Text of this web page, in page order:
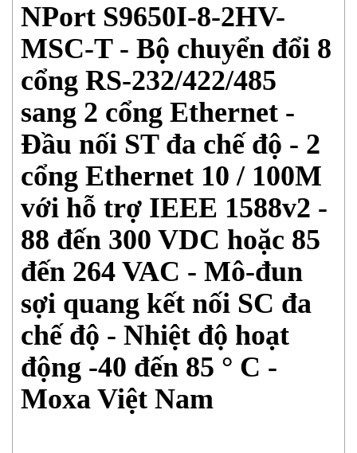
NPort S9650I-8-2HV-
MSC-T - Bộ chuyển đổi 8
cổng RS-232/422/485
sang 2 cổng Ethernet -
Đầu nối ST đa chế độ - 2
cổng Ethernet 10 / 100M
với hỗ trợ IEEE 1588v2 -
88 đến 300 VDC hoặc 85
đến 264 VAC - Mô-đun
sợi quang kết nối SC đa
chế độ - Nhiệt độ hoạt
động -40 đến 85 ° C -
Moxa Việt Nam